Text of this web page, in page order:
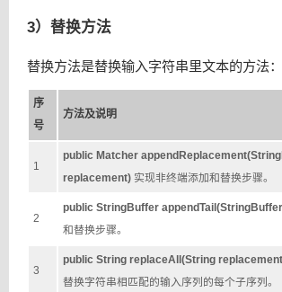
3）替换方法
替换方法是替换输入字符串里文本的方法：
序
号
方法及说明
1
public Matcher
replacement) 实现非终端添加和替换步骤。
2
public StringBuffer
和替换步骤。
3
public String replaceAll(String
替换字符串相匹配的输入序列的每个子序列。